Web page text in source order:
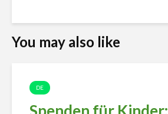
You may also like
DE